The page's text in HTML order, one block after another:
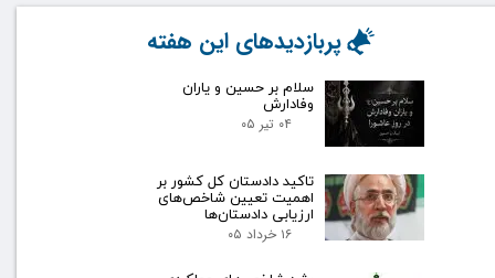
سلام بر حسین و یاران
وفادارش
۰۴ تیر ۰۵
تاکید دادستان کل کشور بر
اهمیت تعیین شاخص‌های
ارزیابی دادستان‌ها
۱۶ خرداد ۰۵
پربازدیدهای این هفته